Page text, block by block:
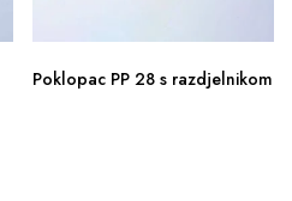
Poklopac PP 28 s razdjelnikom